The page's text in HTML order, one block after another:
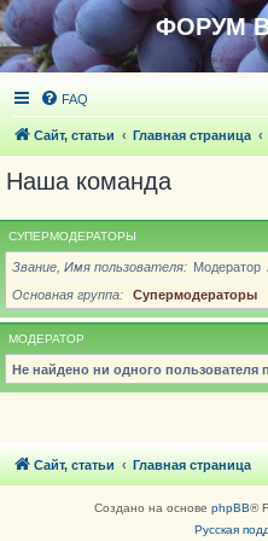
ФОРУМ
FAQ
Сайт, статьи Главная страница
Наша команда
СУПЕРМОДЕРАТОРЫ
Звание, Имя пользователя Модератор
Основная группа
Супермодераторы
МОДЕРАТОР
Не найдено ни одного пользователя
Сайт, статьи Главная страница
Создано на основе phpBB®
Русская